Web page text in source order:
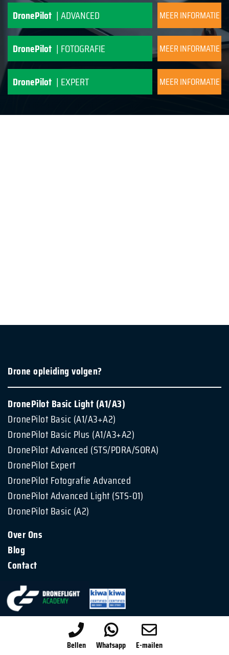
DronePilot | ADVANCED MEER INFORMATIE
DronePilot | FOTOGRAFIE MEER INFORMATIE
DronePilot | EXPERT MEER INFORMATIE
Drone opleiding volgen?
DronePilot Basic Light (A1/A3)
DronePilot Basic (A1/A3+A2)
DronePilot Basic Plus (A1/A3+A2)
DronePilot Advanced (STS/PDRA/SORA)
DronePilot Expert
DronePilot Fotografie Advanced
DronePilot Advanced Light (STS-01)
DronePilot Basic (A2)
Over Ons
Blog
Contact
020-820 86 36
Bellen Whatsapp E-mailen